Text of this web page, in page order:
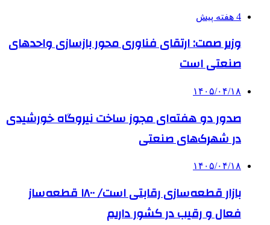
4 هفته پیش
وزیر صمت: ارتقای فناوری محور بازسازی واحدهای
صنعتی است
۱۴۰۵/۰۴/۱۸
صدور دو هفته‌ای مجوز ساخت نیروگاه خورشیدی
در شهرک‌های صنعتی
۱۴۰۵/۰۴/۱۸
بازار قطعه‌سازی رقابتی است/ ۱۸۰۰ قطعه‌ساز
فعال و رقیب در کشور داریم